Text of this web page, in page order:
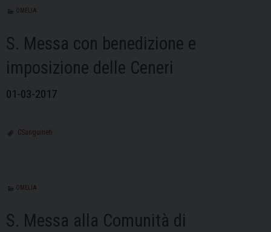
OMELIA
S. Messa con benedizione e
imposizione delle Ceneri
01-03-2017
CSanguineti
OMELIA
S. Messa alla Comunità di